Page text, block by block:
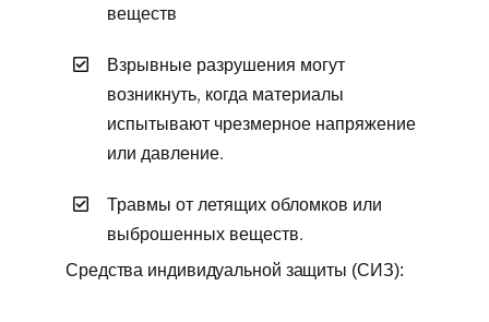
веществ
Взрывные разрушения могут
возникнуть, когда материалы
испытывают чрезмерное напряжение
или давление.
Травмы от летящих обломков или
выброшенных веществ.
Средства индивидуальной защиты (СИЗ):